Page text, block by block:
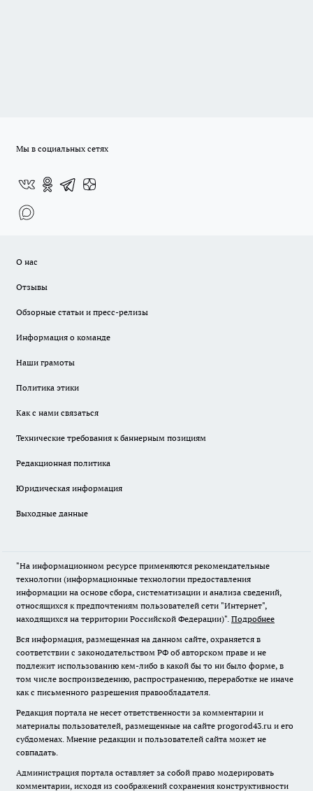
Мы в социальных сетях
О нас
Отзывы
Обзорные статьи и пресс-релизы
Информация о команде
Наши грамоты
Политика этики
Как с нами связаться
Технические требования к баннерным позициям
Редакционная политика
Юридическая информация
Выходные данные
"На информационном ресурсе применяются рекомендательные
технологии (информационные технологии предоставления
информации на основе сбора, систематизации и анализа сведений,
относящихся к предпочтениям пользователей сети "Интернет",
находящихся на территории Российской Федерации)". Подробнее
Вся информация, размещенная на данном сайте, охраняется в
соответствии с законодательством РФ об авторском праве и не
подлежит использованию кем-либо в какой бы то ни было форме, в
том числе воспроизведению, распространению, переработке не иначе
как с письменного разрешения правообладателя.
Редакция портала не несет ответственности за комментарии и
материалы пользователей, размещенные на сайте progorod43.ru и его
субдоменах. Мнение редакции и пользователей сайта может не
совпадать.
Администрация портала оставляет за собой право модерировать
комментарии, исходя из соображений сохранения конструктивности